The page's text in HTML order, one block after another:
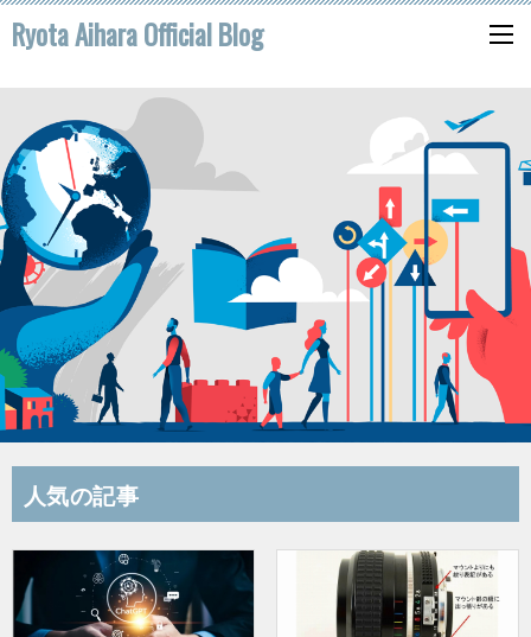
Ryota Aihara Official Blog
人気の記事